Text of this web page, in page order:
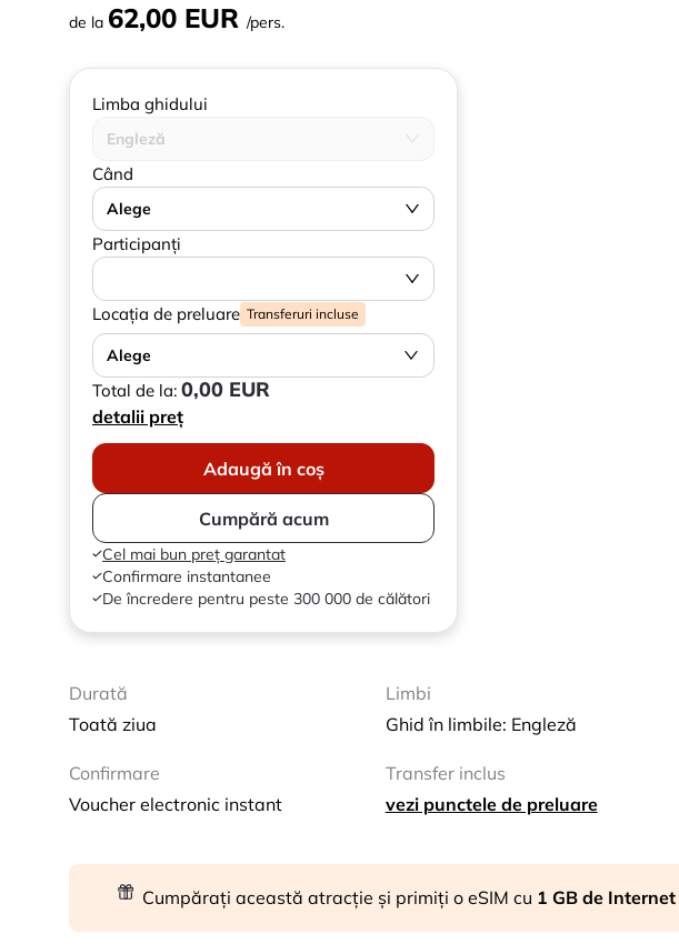
de la 62,00 EUR /pers.
Limba ghidului
Engleză
Când
Alege
Participanți
Locația de preluare Transferuri incluse
Alege
Total de la: 0,00 EUR
detalii preț
Adaugă în coș
Cumpără acum
Cel mai bun preț garantat
Confirmare instantanee
De încredere pentru peste 300 000 de călători
Durată
Toată ziua
Limbi
Ghid în limbile: Engleză
Confirmare
Voucher electronic instant
Transfer inclus
vezi punctele de preluare
Cumpărați această atracție și primiți o eSIM cu 1 GB de Internet